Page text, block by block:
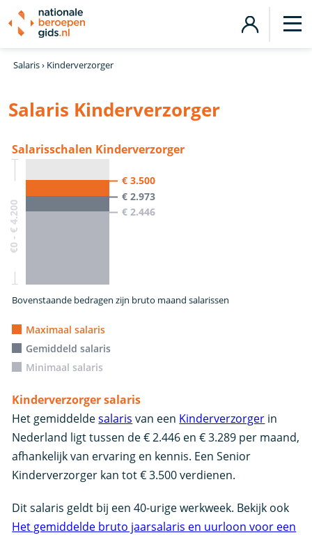
Salaris› Kinderverzorger
Salaris Kinderverzorger
Salarisschalen Kinderverzorger
€0 - € 4.200
€ 3.500
€ 2.973
€ 2.446
Bovenstaande bedragen zijn bruto maand salarissen
Maximaal salaris
Gemiddeld salaris
Minimaal salaris
Kinderverzorger salaris
Het gemiddeldesalaris van een Kinderverzorger in
Nederland ligt tussen de € 2.446 en € 3.289 per maand,
afhankelijk van ervaring en kennis. Een Senior
Kinderverzorger kan tot € 3.500 verdienen.
Dit salaris geldt bij een 40-urige werkweek. Bekijk ook
Het gemiddelde bruto jaarsalaris en uurloon voor een